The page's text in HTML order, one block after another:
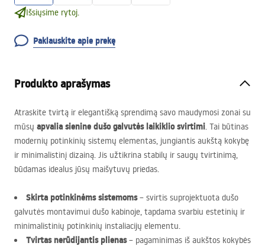
Išsiųsime rytoj.
Paklauskite apie prekę
Produkto aprašymas
Atraskite tvirtą ir elegantišką sprendimą savo maudymosi zonai su
mūsų apvalia sienine dušo galvutės laikiklio svirtimi. Tai būtinas
modernių potinkinių sistemų elementas, jungiantis aukštą kokybę
ir minimalistinį dizainą. Jis užtikrina stabilų ir saugų tvirtinimą,
būdamas idealus jūsų maišytuvų priedas.
Skirta potinkinėms sistemoms– svirtis suprojektuota dušo
galvutės montavimui dušo kabinoje, tapdama svarbiu estetinių ir
minimalistinių potinkinių instaliacijų elementu.
Tvirtas nerūdijantis plienas– pagaminimas iš aukštos kokybės